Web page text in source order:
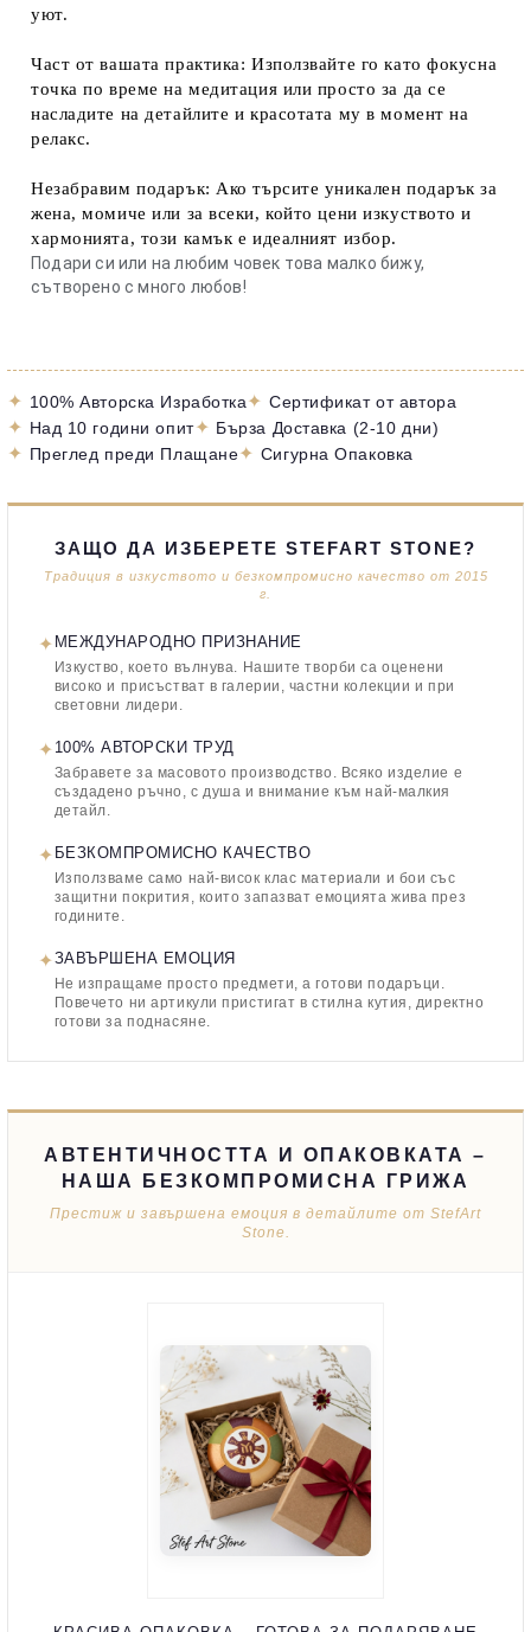
уют.
Част от вашата практика: Използвайте го като фокусна
точка по време на медитация или просто за да се
насладите на детайлите и красотата му в момент на
релакс.
Незабравим подарък: Ако търсите уникален подарък за
жена, момиче или за всеки, който цени изкуството и
хармонията, този камък е идеалният избор.
Подари си или на любим човек това малко бижу,
сътворено с много любов!
✦ 100% Авторска Изработка✦ Сертификат от автора
✦ Над 10 години опит✦ Бърза Доставка (2-10 дни)
✦ Преглед преди Плащане✦ Сигурна Опаковка
ЗАЩО ДА ИЗБЕРЕТЕ STEFART STONE?
Традиция в изкуството и безкомпромисно качество от 2015
г.
✦ МЕЖДУНАРОДНО ПРИЗНАНИЕ
Изкуство, което вълнува. Нашите творби са оценени
високо и присъстват в галерии, частни колекции и при
световни лидери.
✦ 100% АВТОРСКИ ТРУД
Забравете за масовото производство. Всяко изделие е
създадено ръчно, с душа и внимание към най-малкия
детайл.
✦ БЕЗКОМПРОМИСНО КАЧЕСТВО
Използваме само най-висок клас материали и бои със
защитни покрития, които запазват емоцията жива през
годините.
✦ЗАВЪРШЕНА ЕМОЦИЯ
Не изпращаме просто предмети, а готови подаръци.
Повечето ни артикули пристигат в стилна кутия, директно
готови за поднасяне.
АВТЕНТИЧНОСТТА И ОПАКОВКАТА –
НАША БЕЗКОМПРОМИСНА ГРИЖА
Престиж и завършена емоция в детайлите от StefArt
Stone.